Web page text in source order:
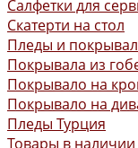
Салфетки для
Скатерти на стол
Пледы и
Покрывала из
Покрывало на
Покрывало на
Пледы Турция
Товары в наличии